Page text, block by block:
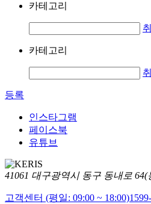
카테고리
카테고리
등록
인스타그램
페이스북
유튜브
41061 대구광역시 동구 동내로 64(
고객센터 (평일: 09:00 ~ 18:00)